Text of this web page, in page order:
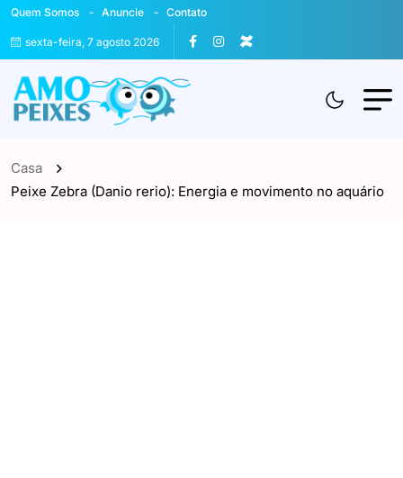
Quem Somos Anuncie Contato
sexta-feira, 7 agosto 2026
Casa
Peixe Zebra (Danio rerio): Energia e movimento no aquário